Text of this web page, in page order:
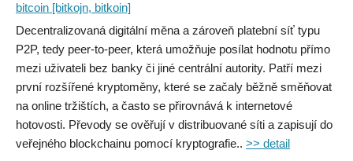
bitcoin [bitkojn, bitkoin]
Decentralizovaná digitální měna a zároveň platební síť typu
P2P, tedy peer-to-peer, která umožňuje posílat hodnotu přímo
mezi uživateli bez banky či jiné centrální autority. Patří mezi
první rozšířené kryptoměny, které se začaly běžně směňovat
na online tržištích, a často se přirovnává k internetové
hotovosti. Převody se ověřují v distribuované síti a zapisují do
veřejného blockchainu pomocí kryptografie.. >> detail